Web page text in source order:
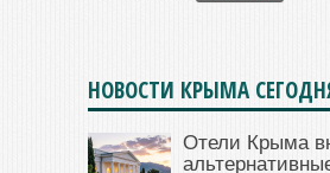
НОВОСТИ КРЫМА
Отели Крыма